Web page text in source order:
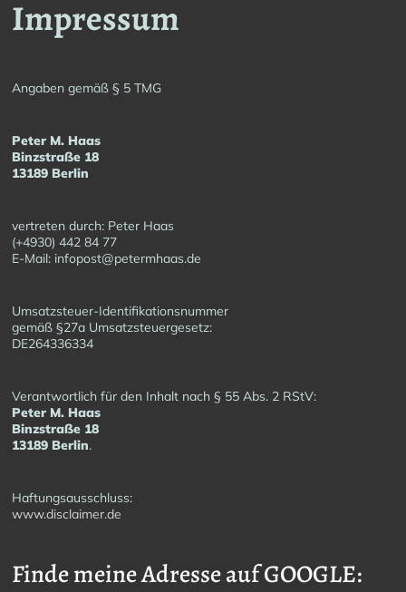
Impressum
Angaben gemäß § 5 TMG
Peter M. Haas
Binzstraße 18
13189 Berlin
vertreten durch: Peter Haas
(+4930) 442 84 77
E-Mail: infopost@petermhaas.de
Umsatzsteuer-Identifikationsnummer
gemäß §27a Umsatzsteuergesetz:
DE264336334
Verantwortlich für den Inhalt nach § 55 Abs. 2 RStV:
Peter M. Haas
Binzstraße 18
13189 Berlin.
Haftungsausschluss:
www.disclaimer.de
Finde meine Adresse auf GOOGLE: